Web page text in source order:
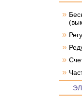
»
»
»
»
»